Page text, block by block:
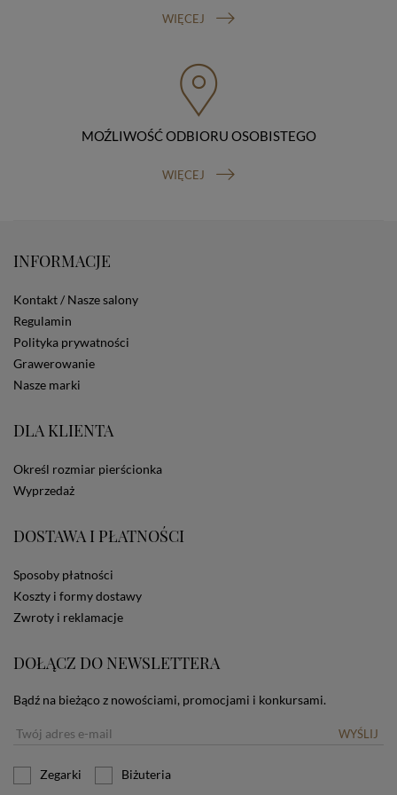
przenoszenia danych, prawo do wniesienia skargi do
prawo do cofnięcia zgody na przetwarzanie danych
osobowych (masz prawo cofnięcia zgody na
przetwarzanie danych w dowolnym momencie;
cofnięcie zgody nie ma wpływu na zgodność z prawem
przetwarzania, którego dokonano na podstawie Twojej
praw skieruj do nas odpowiednie żądanie.
Zautomatyzowane podejmowanie decyzji
Stosowane są one w celach zapewnienia maksymalnej
wygody wszystkich użytkowników (w tym Kupujących)
przy korzystaniu ze Sklepu (zapamiętywanie
preferencji i ustawień na stronie, zbieranie
anonimowych danych dla celów reklamowych i
statystycznych, także przez inne portale, w tym
dotyczących cookies oznacza, że będą one
użytkownika. Jeżeli użytkownik nie wyraża zgody na
stosowanie plików cookies powinien zmienić
WIĘCEJ
MOŹLIWOŚĆ ODBIORU OSOBISTEGO
WIĘCEJ
INFORMACJE
Kontakt / Nasze salony
Regulamin
Polityka prywatności
Grawerowanie
Nasze marki
DLA KLIENTA
Określ rozmiar pierścionka
Wyprzedaż
DOSTAWA I PŁATNOŚCI
Sposoby płatności
Koszty i formy dostawy
Zwroty i reklamacje
DOŁĄCZ DO NEWSLETTERA
Bądź na bieżąco z nowościami, promocjami i konkursami.
WYŚLIJ
Zegarki Biżuteria